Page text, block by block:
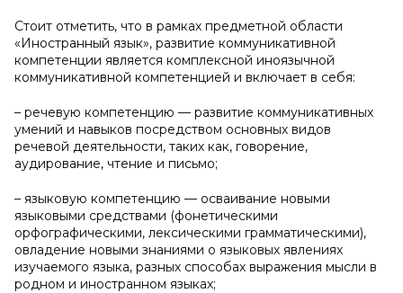
Стоит отметить, что в рамках предметной области
«Иностранный язык», развитие коммуникативной
компетенции является комплексной иноязычной
коммуникативной компетенцией и включает в себя:
– речевую компетенцию — развитие коммуникативных
умений и навыков посредством основных видов
речевой деятельности, таких как, говорение,
аудирование, чтение и письмо;
– языковую компетенцию — осваивание новыми
языковыми средствами (фонетическими
орфографическими, лексическими грамматическими),
овладение новыми знаниями о языковых явлениях
изучаемого языка, разных способах выражения мысли в
родном и иностранном языках;